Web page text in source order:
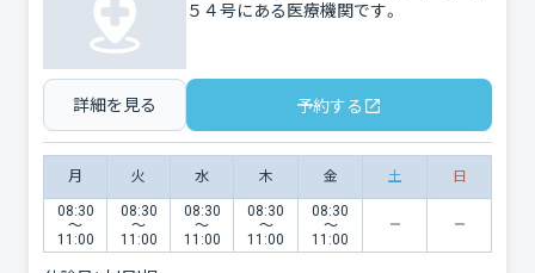
５４号にある医療機関です。
詳細を見る 予約する
月 火 水 木 金 土 日
08:30
〜
11:00
08:30
〜
11:00
08:30
〜
11:00
08:30
〜
11:00
08:30
〜
11:00